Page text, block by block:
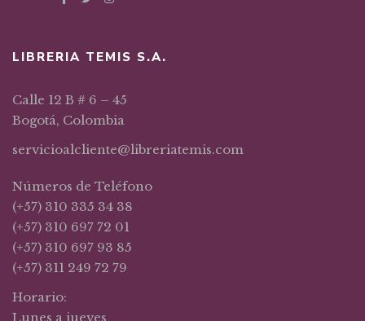
LIBRERIA TEMIS S.A.
Calle 12 B # 6 – 45
Bogotá, Colombia
servicioalcliente@libreriatemis.com
Números de Teléfono
(+57) 310 335 34 38
(+57) 310 697 72 01
(+57) 310 697 93 85
(+57) 311 249 72 79
Horario:
Lunes a jueves